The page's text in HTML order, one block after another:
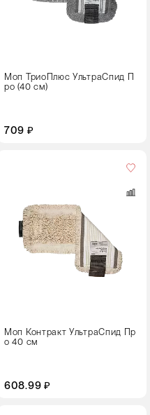
Моп ТриоПлюс УльтраСпид П
ро (40 см)
709 ₽
Моп Контракт УльтраСпид Пр
о 40 см
608.99 ₽